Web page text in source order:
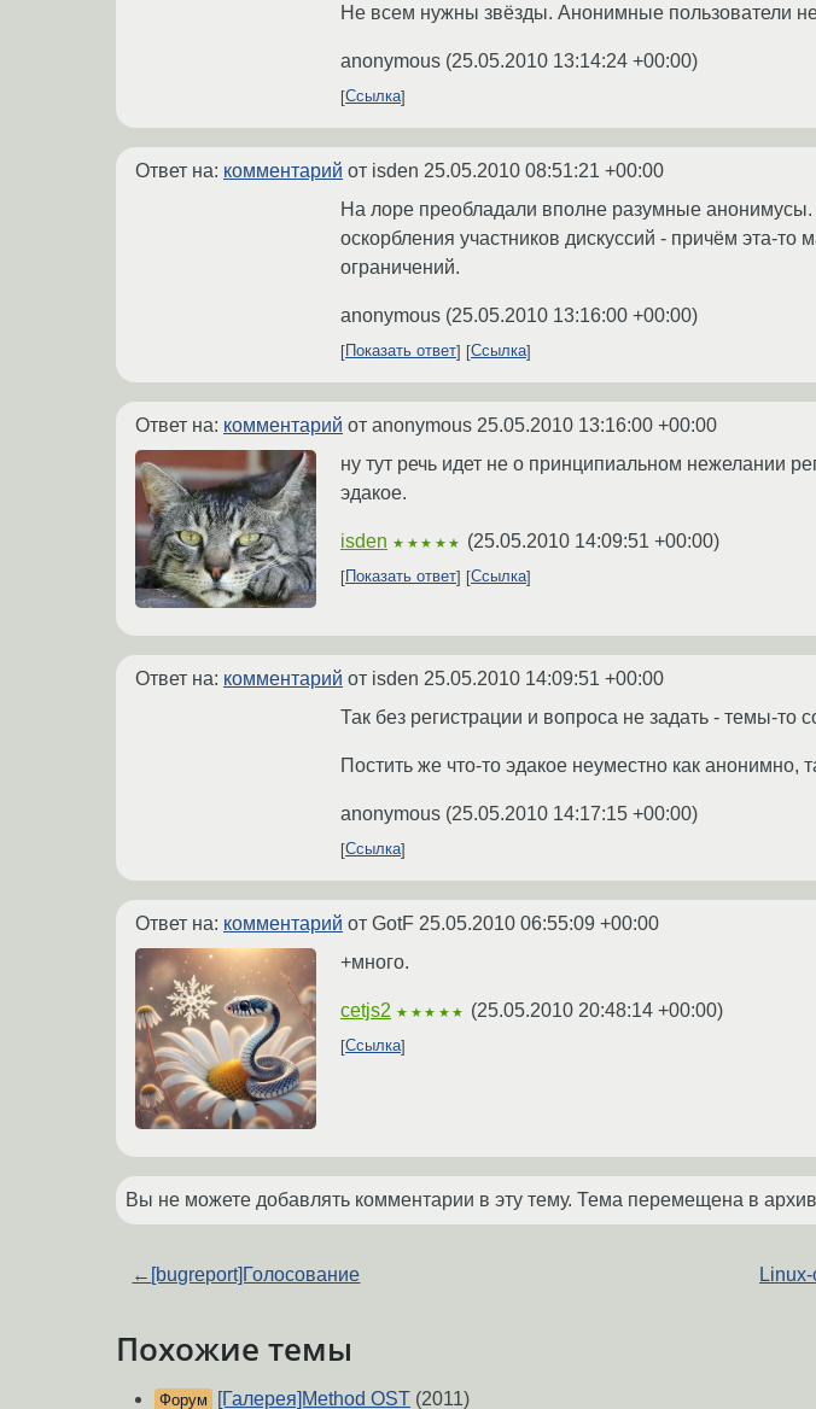
Не всем нужны звёзды. Анонимные пользователи
anonymous (25.05.2010 13:14:24 +00:00)
Ссылка
Ответ на: комментарий от isden 25.05.2010 08:51:21 +00:00
На лоре преобладали вполне разумные
оскорбления участников дискуссий - причём эта-
ограничений.
anonymous (25.05.2010 13:16:00 +00:00)
Показать ответ Ссылка
Ответ на: комментарий от anonymous 25.05.2010 13:16:00 +00:00
ну тут речь идет не о принципиальном нежелании
эдакое.
isden ★★★★★ (25.05.2010 14:09:51 +00:00)
Показать ответ Ссылка
Ответ на: комментарий от isden 25.05.2010 14:09:51 +00:00
Так без регистрации и вопроса не задать - темы-то
Постить же что-то эдакое неуместно как анонимно,
anonymous (25.05.2010 14:17:15 +00:00)
Ссылка
Ответ на: комментарий от GotF 25.05.2010 06:55:09 +00:00
+много.
cetjs2 ★★★★★ (25.05.2010 20:48:14 +00:00)
Ссылка
Вы не можете добавлять комментарии в эту тему. Тема перемещена в
← [bugreport]Голосование
Похожие темы
Форум [Галерея]Method OST (2011)